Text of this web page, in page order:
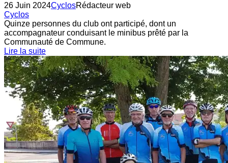
26 Juin 2024CyclosRédacteur web
Cyclos
Quinze personnes du club ont participé, dont un
accompagnateur conduisant le minibus prêté par la
Communauté de Commune.
Lire la suite